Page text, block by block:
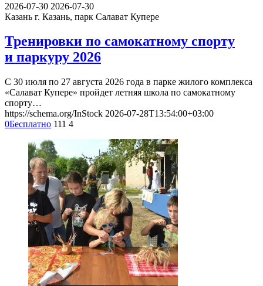
2026-07-30 2026-07-30
Казань г. Казань, парк Салават Купере
Тренировки по самокатному спорту
и паркуру 2026
С 30 июля по 27 августа 2026 года в парке жилого комплекса
«Салават Купере» пройдет летняя школа по самокатному
спорту…
https://schema.org/InStock 2026-07-28T13:54:00+03:00
0Бесплатно 111 4